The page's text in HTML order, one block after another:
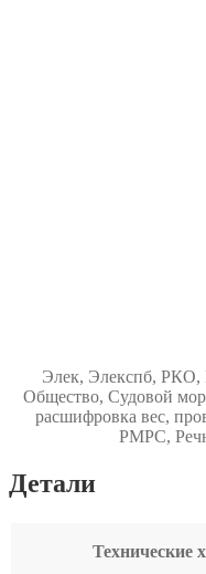
Элек, Элекспб, РКО,
Общество, Судовой
расшифровка вес,
РМРС,
Детали
Технические